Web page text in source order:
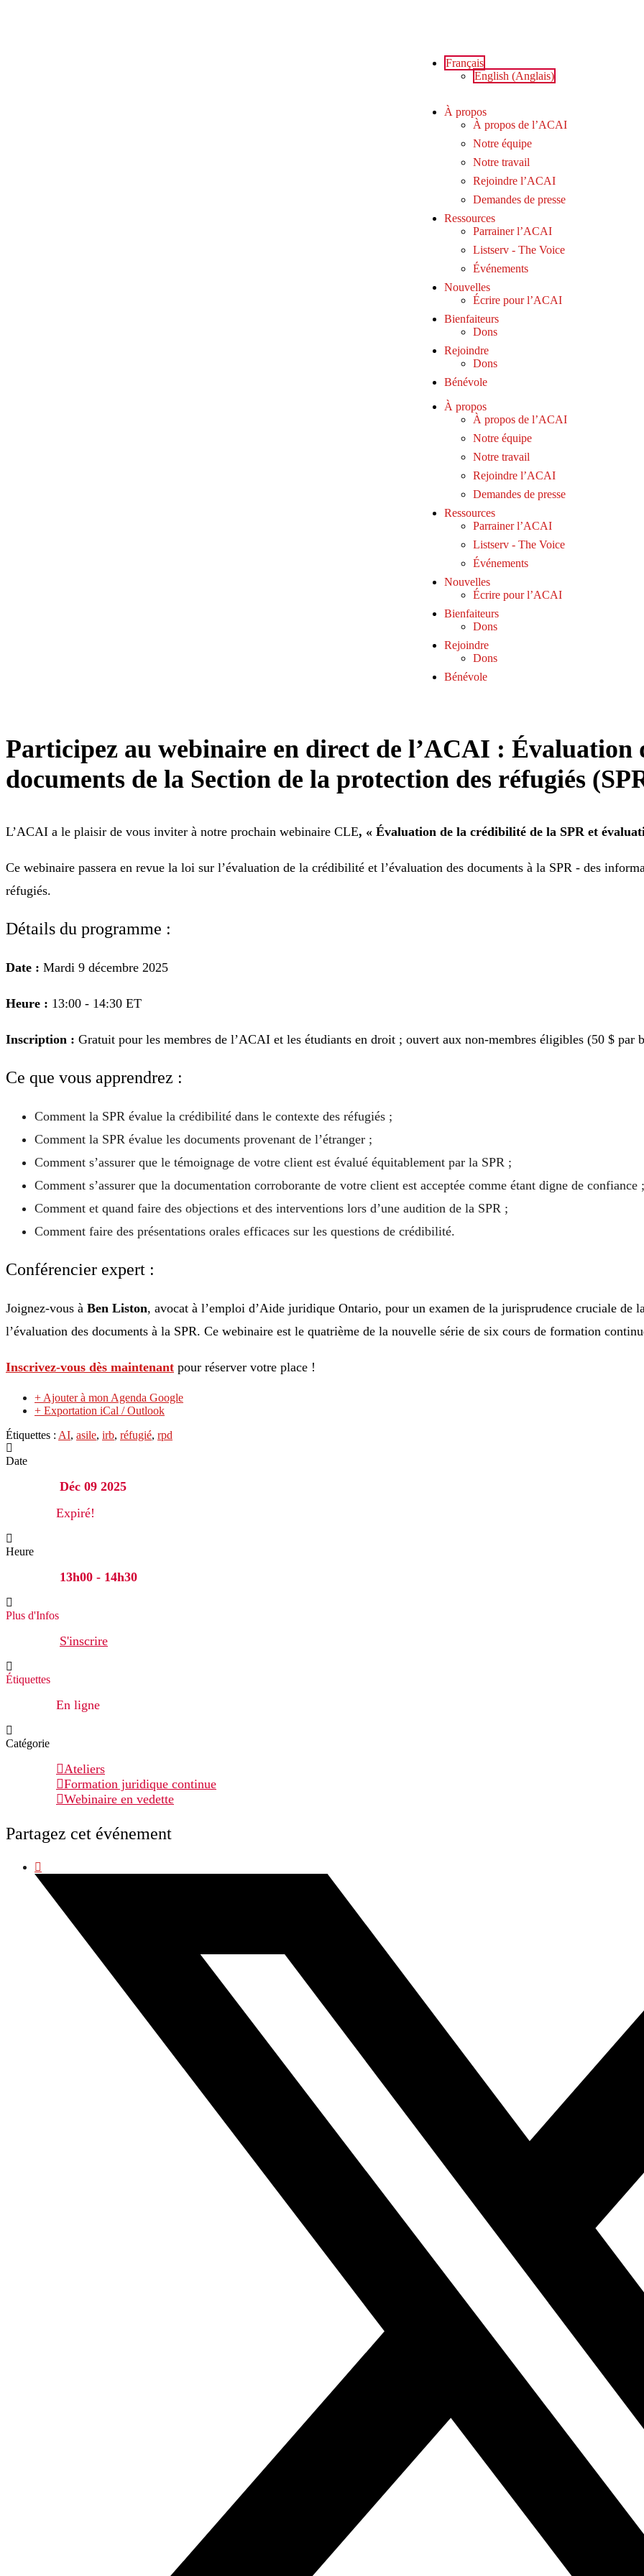
Français
English (Anglais)
À propos
À propos de l’ACAI
Notre équipe
Notre travail
Rejoindre l’ACAI
Demandes de presse
Ressources
Parrainer l’ACAI
Listserv - The Voice
Événements
Nouvelles
Écrire pour l’ACAI
Bienfaiteurs
Dons
Rejoindre
Dons
Bénévole
À propos
À propos de l’ACAI
Notre équipe
Notre travail
Rejoindre l’ACAI
Demandes de presse
Ressources
Parrainer l’ACAI
Listserv - The Voice
Événements
Nouvelles
Écrire pour l’ACAI
Bienfaiteurs
Dons
Rejoindre
Dons
Bénévole
Participez au webinaire en direct de l’ACAI : Évaluation
documents de la Section de la protection des réfugiés
L’ACAI a le plaisir de vous inviter à notre prochain webinaire CLE, « Évaluation de la crédibilité de la SPR et
Ce webinaire passera en revue la loi sur l’évaluation de la crédibilité et l’évaluation des documents à la SPR - des
réfugiés.
Détails du programme :
Date : Mardi 9 décembre 2025
Heure : 13:00 - 14:30 ET
Inscription : Gratuit pour les membres de l’ACAI et les étudiants en droit ; ouvert aux non-membres éligibles (50 $ par
Ce que vous apprendrez :
Comment la SPR évalue la crédibilité dans le contexte des réfugiés ;
Comment la SPR évalue les documents provenant de l’étranger ;
Comment s’assurer que le témoignage de votre client est évalué équitablement par la SPR ;
Comment s’assurer que la documentation corroborante de votre client est acceptée comme étant digne de confiance ;
Comment et quand faire des objections et des interventions lors d’une audition de la SPR ;
Comment faire des présentations orales efficaces sur les questions de crédibilité.
Conférencier expert :
Joignez-vous à Ben Liston, avocat à l’emploi d’Aide juridique Ontario, pour un examen de la jurisprudence cruciale de
l’évaluation des documents à la SPR. Ce webinaire est le quatrième de la nouvelle série de six cours de formation
Inscrivez-vous dès maintenant pour réserver votre place !
+ Ajouter à mon Agenda Google
+ Exportation iCal / Outlook
Étiquettes : AI, asile, irb, réfugié, rpd
Date
Déc 09 2025
Expiré!
Heure
13h00 - 14h30
Plus d'Infos
S'inscrire
Étiquettes
En ligne
Catégorie
Ateliers
Formation juridique continue
Webinaire en vedette
Partagez cet événement